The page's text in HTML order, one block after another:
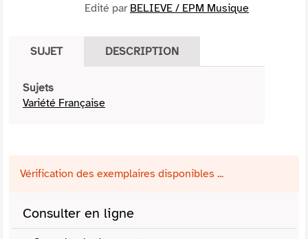
Edité par BELIEVE / EPM Musique
SUJET DESCRIPTION
Sujets
Variété Française
Vérification des exemplaires disponibles ...
Consulter en ligne